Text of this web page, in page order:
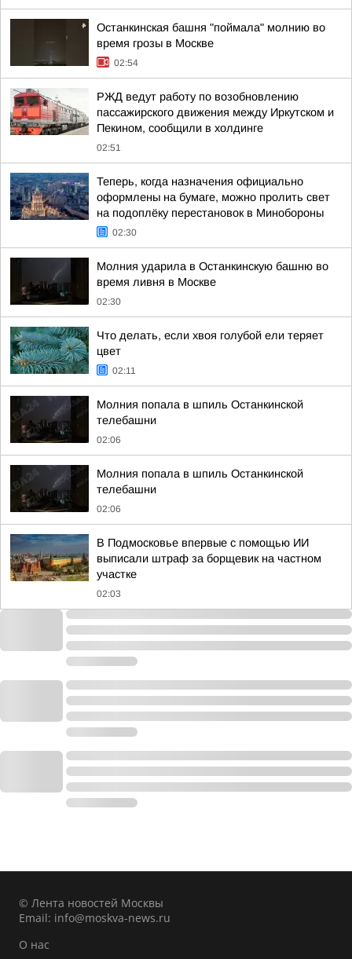
Останкинская башня "поймала" молнию во
время грозы в Москве
02:54
РЖД ведут работу по возобновлению
пассажирского движения между Иркутском и
Пекином, сообщили в холдинге
02:51
Теперь, когда назначения официально
оформлены на бумаге, можно пролить свет
на подоплёку перестановок в Минобороны
02:30
Молния ударила в Останкинскую башню во
время ливня в Москве
02:30
Что делать, если хвоя голубой ели теряет
цвет
02:11
Молния попала в шпиль Останкинской
телебашни
02:06
Молния попала в шпиль Останкинской
телебашни
02:06
В Подмосковье впервые с помощью ИИ
выписали штраф за борщевик на частном
участке
02:03
© Лента новостей Москвы
Email: info@moskva-news.ru
О нас